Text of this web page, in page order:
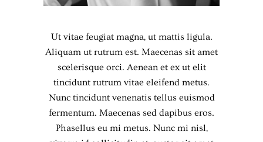
Ut vitae feugiat magna, ut mattis ligula.
Aliquam ut rutrum est. Maecenas sit amet
scelerisque orci. Aenean et ex ut elit
tincidunt rutrum vitae eleifend metus.
Nunc tincidunt venenatis tellus euismod
fermentum. Maecenas sed dapibus eros.
Phasellus eu mi metus. Nunc mi nisl,